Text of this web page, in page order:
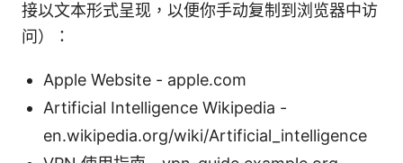
接以文本形式呈现，以便你手动复制到浏览器中访
问）：
Apple Website - apple.com
Artificial Intelligence Wikipedia -
en.wikipedia.org/wiki/Artificial_intelligence